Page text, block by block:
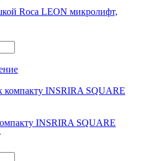
Roca LEON микролифт,
INSRIRA SQUARE